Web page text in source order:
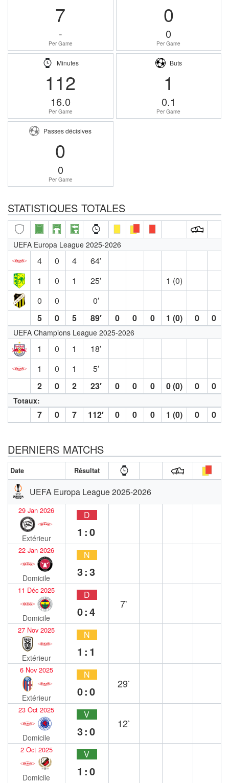
7
-
Per Game
0
0
Per Game
Minutes
112
16.0
Per Game
Buts
1
0.1
Per Game
Passes décisives
0
0
Per Game
STATISTIQUES TOTALES
UEFA Europa League 2025-2026
4 0 4
64′
1
0 1 25′
1 (0)
0
0
0′
5
0 5 89′ 0 0 0 1 (0) 0 0
UEFA Champions League 2025-2026
1 0 1
18′
1
0 1
5′
2
0 2 23′ 0 0 0 0 (0) 0 0
Totaux:
7 0 7 112′ 0 0 0 1 (0) 0 0
DERNIERS MATCHS
Date Résultat
UEFA Europa League 2025-2026
29 Jan 2026
Extérieur
D
1:0
22 Jan 2026
Domicile
N
3:3
11 Déc 2025
Domicile
D
0:4
7`
27 Nov 2025
Extérieur
N
1:1
6 Nov 2025
Extérieur
N
0:0
29`
23 Oct 2025
Domicile
V
3:0
12`
2 Oct 2025
Domicile
V
1:0